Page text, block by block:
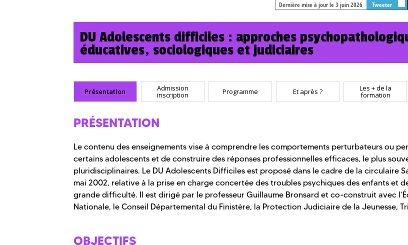
Dernière mise à jour le 3 juin 2026 Tweeter
DU Adolescents difficiles : approches
éducatives, sociologiques et judiciaires
Présentation Admission
inscription Programme Et après ? Les + de la
formation
PRÉSENTATION
Le contenu des enseignements vise à comprendre les comportements perturbateurs ou
certains adolescents et de construire des réponses professionnelles efficaces, le plus
pluridisciplinaires. Le DU Adolescents Difficiles est proposé dans le cadre de la circulaire
mai 2002, relative à la prise en charge concertée des troubles psychiques des enfants et
grande difficulté. Il est dirigé par le professeur Guillaume Bronsard et co-construit avec
Nationale, le Conseil Départemental du Finistère, la Protection Judiciaire de la Jeunesse,
OBJECTIFS